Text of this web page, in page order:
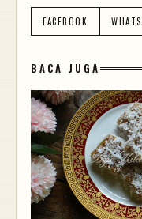
FACEBOOK
BACA JUGA